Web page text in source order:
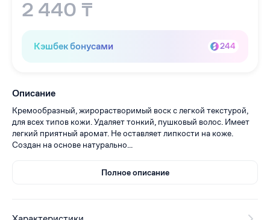
2 440 ₸
Кэшбек бонусами 244
Описание
Кремообразный, жирорастворимый воск с легкой текстурой,
для всех типов кожи. Удаляет тонкий, пушковый волос. Имеет
легкий приятный аромат. Не оставляет липкости на коже.
Создан на основе натурально...
Полное описание